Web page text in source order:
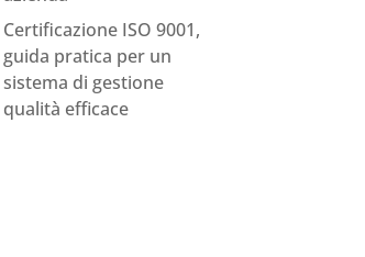
Certificazione ISO 9001,
guida pratica per un
sistema di gestione
qualità efficace